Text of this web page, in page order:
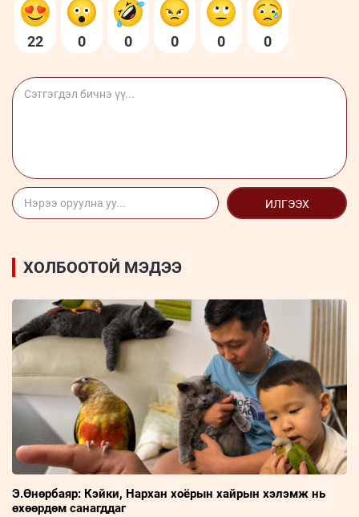
22 0 0 0 0 0
ИЛГЭЭХ
ХОЛБООТОЙ МЭДЭЭ
Э.Өнөрбаяр: Кэйки, Нархан хоёрын хайрын хэлэмж нь
өхөөрдөм санагддаг